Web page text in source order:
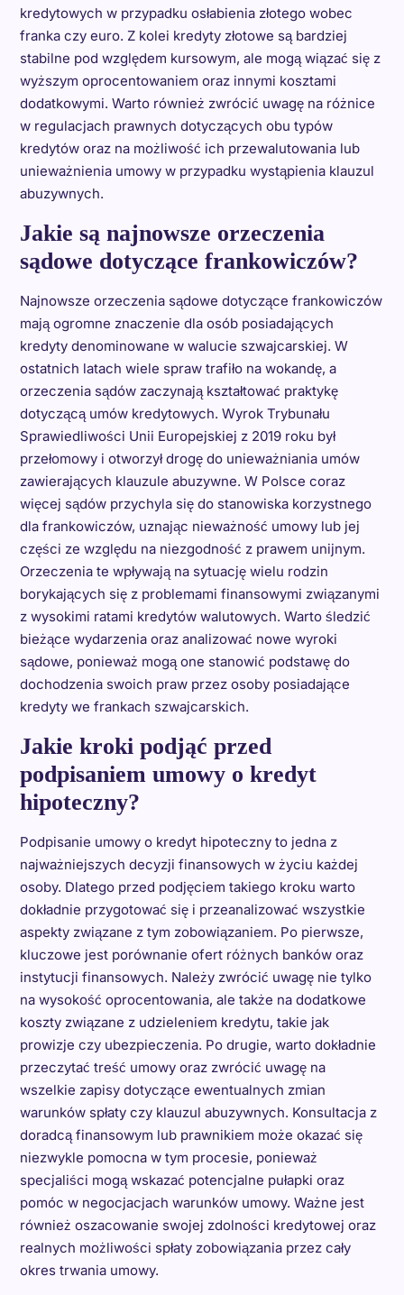
kredytowych w przypadku osłabienia złotego wobec
franka czy euro. Z kolei kredyty złotowe są bardziej
stabilne pod względem kursowym, ale mogą wiązać się z
wyższym oprocentowaniem oraz innymi kosztami
dodatkowymi. Warto również zwrócić uwagę na różnice
w regulacjach prawnych dotyczących obu typów
kredytów oraz na możliwość ich przewalutowania lub
unieważnienia umowy w przypadku wystąpienia klauzul
abuzywnych.
Jakie są najnowsze orzeczenia
sądowe dotyczące frankowiczów?
Najnowsze orzeczenia sądowe dotyczące frankowiczów
mają ogromne znaczenie dla osób posiadających
kredyty denominowane w walucie szwajcarskiej. W
ostatnich latach wiele spraw trafiło na wokandę, a
orzeczenia sądów zaczynają kształtować praktykę
dotyczącą umów kredytowych. Wyrok Trybunału
Sprawiedliwości Unii Europejskiej z 2019 roku był
przełomowy i otworzył drogę do unieważniania umów
zawierających klauzule abuzywne. W Polsce coraz
więcej sądów przychyla się do stanowiska korzystnego
dla frankowiczów, uznając nieważność umowy lub jej
części ze względu na niezgodność z prawem unijnym.
Orzeczenia te wpływają na sytuację wielu rodzin
borykających się z problemami finansowymi związanymi
z wysokimi ratami kredytów walutowych. Warto śledzić
bieżące wydarzenia oraz analizować nowe wyroki
sądowe, ponieważ mogą one stanowić podstawę do
dochodzenia swoich praw przez osoby posiadające
kredyty we frankach szwajcarskich.
Jakie kroki podjąć przed
podpisaniem umowy o kredyt
hipoteczny?
Podpisanie umowy o kredyt hipoteczny to jedna z
najważniejszych decyzji finansowych w życiu każdej
osoby. Dlatego przed podjęciem takiego kroku warto
dokładnie przygotować się i przeanalizować wszystkie
aspekty związane z tym zobowiązaniem. Po pierwsze,
kluczowe jest porównanie ofert różnych banków oraz
instytucji finansowych. Należy zwrócić uwagę nie tylko
na wysokość oprocentowania, ale także na dodatkowe
koszty związane z udzieleniem kredytu, takie jak
prowizje czy ubezpieczenia. Po drugie, warto dokładnie
przeczytać treść umowy oraz zwrócić uwagę na
wszelkie zapisy dotyczące ewentualnych zmian
warunków spłaty czy klauzul abuzywnych. Konsultacja z
doradcą finansowym lub prawnikiem może okazać się
niezwykle pomocna w tym procesie, ponieważ
specjaliści mogą wskazać potencjalne pułapki oraz
pomóc w negocjacjach warunków umowy. Ważne jest
również oszacowanie swojej zdolności kredytowej oraz
realnych możliwości spłaty zobowiązania przez cały
okres trwania umowy.